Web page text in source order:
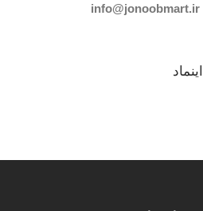
info@jonoobmart.ir
اینماد